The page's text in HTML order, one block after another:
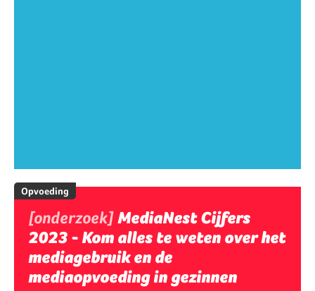
Opvoeding
[onderzoek]MediaNest Cijfers
2023 - Kom alles te weten over het
mediagebruik en de
mediaopvoeding in gezinnen